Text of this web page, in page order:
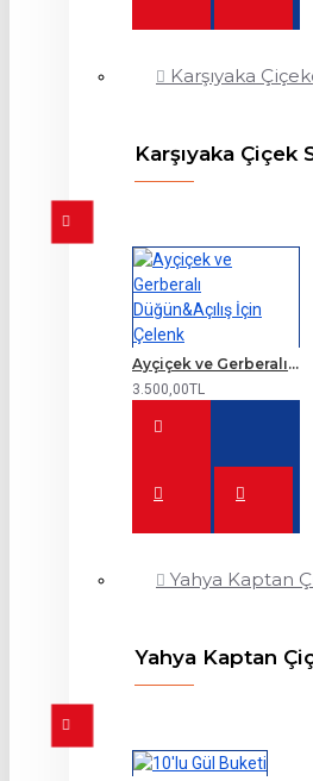
Karşıyaka
Karşıyaka Çiçek
Ayçiçek ve Gerberalı Düğün&Açılış İçin Çelenk
3.500,00TL
Yahya Kaptan
Yahya Kaptan